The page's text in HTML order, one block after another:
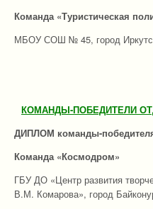
Команда «Туристическая
МБОУ СОШ № 45, город
КОМАНДЫ-ПОБЕДИТЕЛИ
ДИПЛОМ команды-
Команда «Космодром»
ГБУ ДО «Центр развития
В.М. Комарова», город